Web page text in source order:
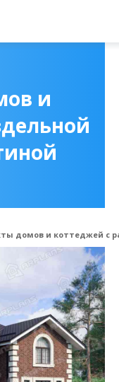
и
домов и коттеджей с
данных
PolicyandTerms of Service